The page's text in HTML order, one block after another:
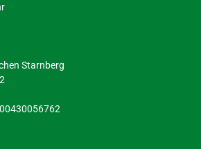
Starnberg